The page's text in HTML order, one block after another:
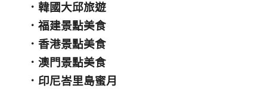
．韓國大邱旅遊
．福建景點美食
．香港景點美食
．澳門景點美食
． 印尼峇里島蜜月